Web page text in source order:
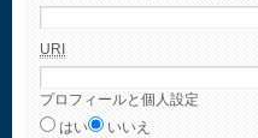
URI
プロフィールと個人設定
はい
いいえ